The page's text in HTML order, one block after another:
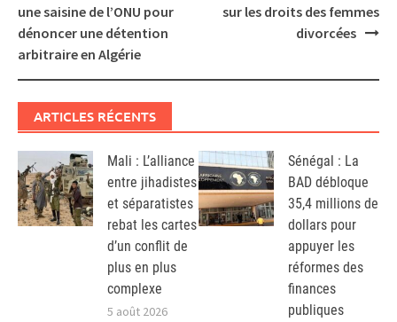
une saisine de l’ONU pour
dénoncer une détention
arbitraire en Algérie
sur les droits des femmes
divorcées
ARTICLES RÉCENTS
Mali : L’alliance
entre jihadistes
et séparatistes
rebat les cartes
d’un conflit de
plus en plus
complexe
5 août 2026
Sénégal : La
BAD débloque
35,4 millions de
dollars pour
appuyer les
réformes des
finances
publiques